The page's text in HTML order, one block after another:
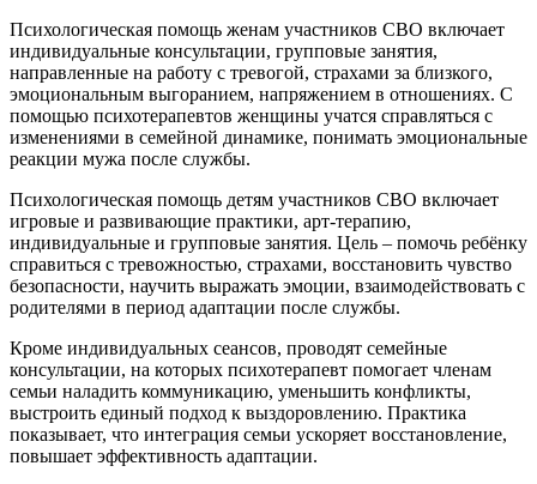
Психологическая помощь женам участников СВО включает
индивидуальные консультации, групповые занятия,
направленные на работу с тревогой, страхами за близкого,
эмоциональным выгоранием, напряжением в отношениях. С
помощью психотерапевтов женщины учатся справляться с
изменениями в семейной динамике, понимать эмоциональные
реакции мужа после службы.
Психологическая помощь детям участников СВО включает
игровые и развивающие практики, арт-терапию,
индивидуальные и групповые занятия. Цель – помочь ребёнку
справиться с тревожностью, страхами, восстановить чувство
безопасности, научить выражать эмоции, взаимодействовать с
родителями в период адаптации после службы.
Кроме индивидуальных сеансов, проводят семейные
консультации, на которых психотерапевт помогает членам
семьи наладить коммуникацию, уменьшить конфликты,
выстроить единый подход к выздоровлению. Практика
показывает, что интеграция семьи ускоряет восстановление,
повышает эффективность адаптации.